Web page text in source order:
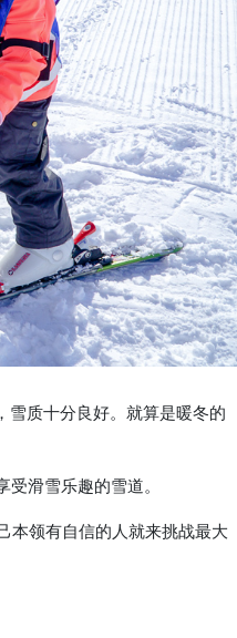
雪质十分良好。就算是暖冬的
滑雪乐趣的雪道。
本领有自信的人就来挑战最大